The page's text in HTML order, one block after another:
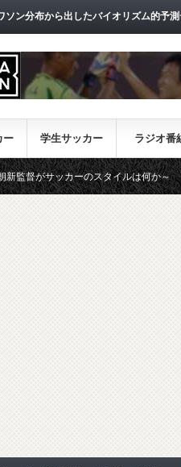
ン分布から出したバイオリズム的予測
ー 学生サッカー ラジオ番
カーのスタイルは何か～